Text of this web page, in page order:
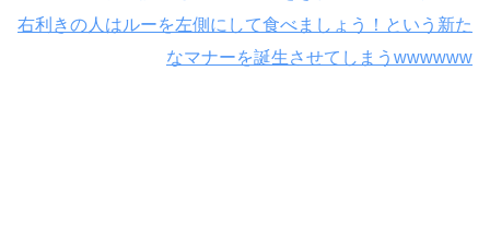
右利きの人はルーを左側にして食べましょう！という新た
なマナーを誕生させてしまうwwwwww